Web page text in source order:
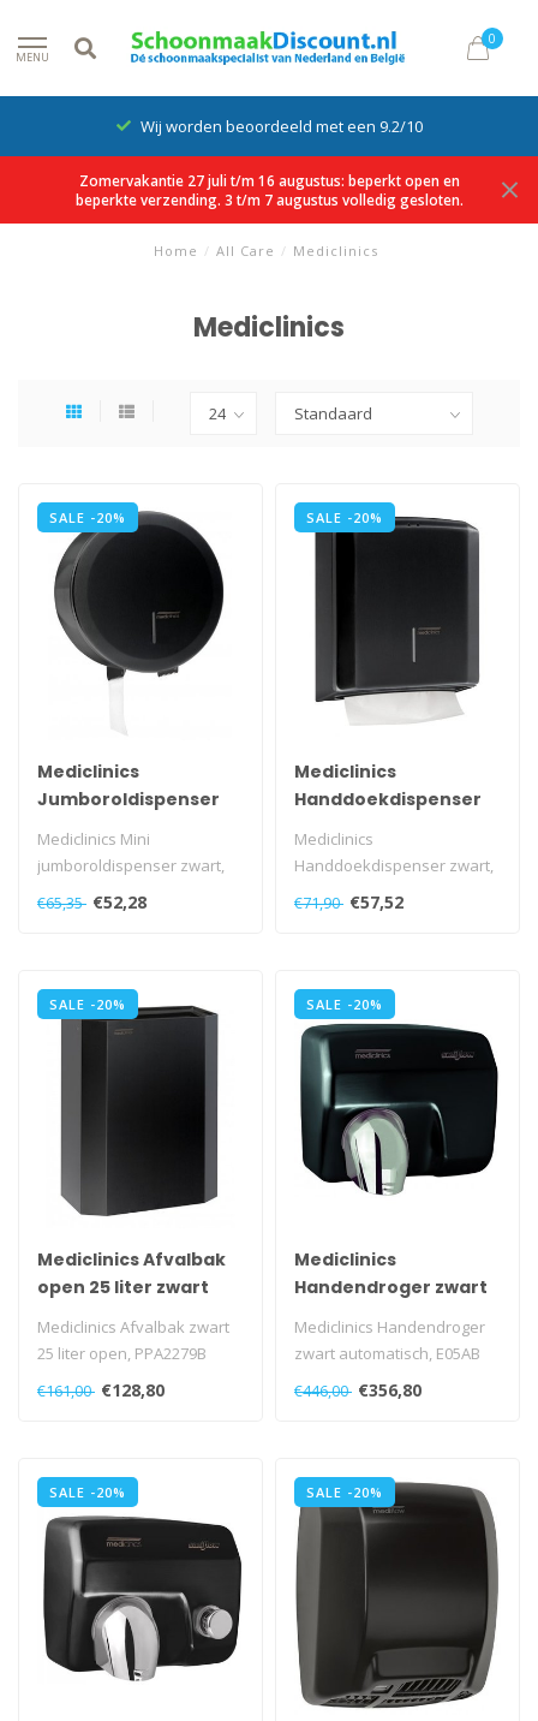
MENU
0
Wij worden beoordeeld met een 9.2/10
Zomervakantie 27 juli t/m 16 augustus: beperkt open en
beperkte verzending. 3 t/m 7 augustus volledig gesloten.
Home / All Care / Mediclinics
Mediclinics
SALE -20%
Mediclinics
Jumboroldispenser
klein zwart
Mediclinics Mini
jumboroldispenser zwart,
PR2783B
€65,35 €52,28
SALE -20%
Mediclinics
Handdoekdispenser
zwart
Mediclinics
Handdoekdispenser zwart,
DT2106B
€71,90 €57,52
SALE -20%
Mediclinics Afvalbak
open 25 liter zwart
Mediclinics Afvalbak zwart
25 liter open, PPA2279B
€161,00 €128,80
SALE -20%
Mediclinics
Handendroger zwart
Mediclinics Handendroger
zwart automatisch, E05AB
€446,00 €356,80
SALE -20% SALE -20%